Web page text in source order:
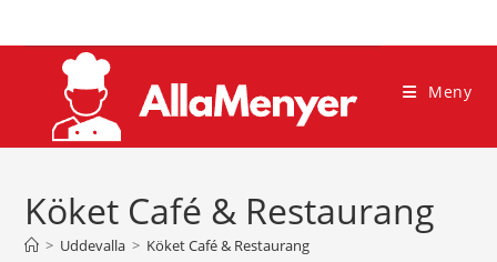
till
innehållet
Meny
Köket Café & Restaurang
> Uddevalla > Köket Café & Restaurang